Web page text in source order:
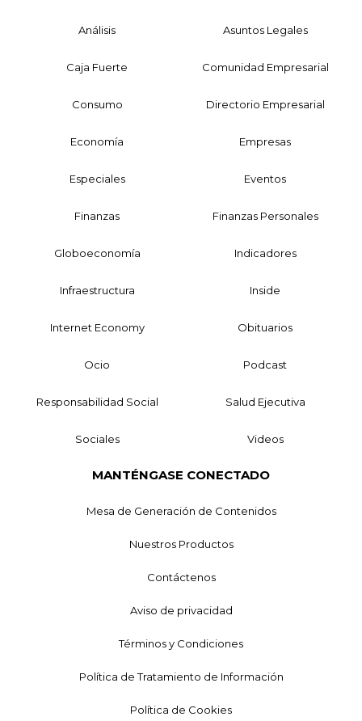
Análisis Asuntos Legales
Caja Fuerte Comunidad Empresarial
Consumo Directorio Empresarial
Economía Empresas
Especiales Eventos
Finanzas Finanzas Personales
Globoeconomía Indicadores
Infraestructura Inside
Internet Economy Obituarios
Ocio Podcast
Responsabilidad Social Salud Ejecutiva
Sociales Videos
MANTÉNGASE CONECTADO
Mesa de Generación de Contenidos
Nuestros Productos
Contáctenos
Aviso de privacidad
Términos y Condiciones
Política de Tratamiento de Información
Política de Cookies